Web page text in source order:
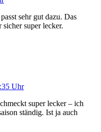
sehr gut dazu. Das
super lecker.
Uhr
super lecker – ich
ständig. Ist ja auch